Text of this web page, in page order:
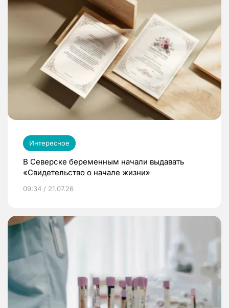
Интересное
В Северске беременным начали выдавать
«Свидетельство о начале жизни»
09:34 / 21.07.26